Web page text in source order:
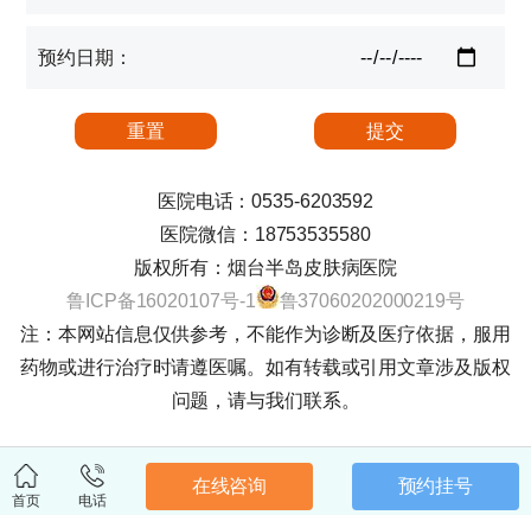
预约日期：
医院电话：0535-6203592
医院微信：18753535580
版权所有：烟台半岛皮肤病医院
鲁ICP备16020107号-1
鲁37060202000219号
注：本网站信息仅供参考，不能作为诊断及医疗依据，服用
药物或进行治疗时请遵医嘱。如有转载或引用文章涉及版权
问题，请与我们联系。
首页 电话
在线咨询 预约挂号